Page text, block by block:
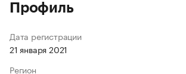
Профиль
Дата регистрации
21 января 2021
Регион